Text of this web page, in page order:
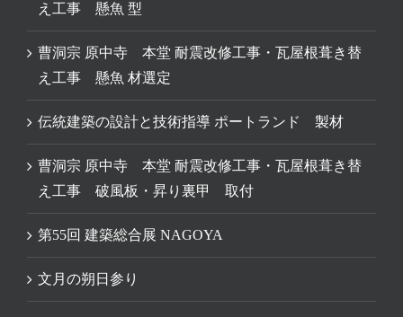
え工事 懸魚 型
曹洞宗 原中寺 本堂 耐震改修工事・瓦屋根葺き替
え工事 懸魚 材選定
伝統建築の設計と技術指導 ポートランド 製材
曹洞宗 原中寺 本堂 耐震改修工事・瓦屋根葺き替
え工事 破風板・昇り裏甲 取付
第55回 建築総合展 NAGOYA
文月の朔日参り